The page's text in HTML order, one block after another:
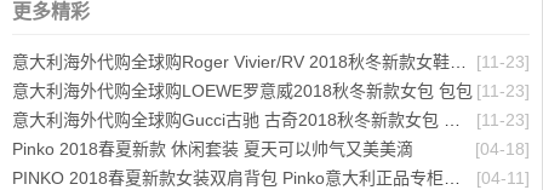
更多精彩
[11-23]
意大利海外代购全球购Roger Vivier/RV 2018秋冬新款女鞋低跟鞋高跟鞋 女包
[11-23]
意大利海外代购全球购LOEWE罗意威2018秋冬新款女包 包包
[11-23]
意大利海外代购全球购Gucci古驰 古奇2018秋冬新款女包 单肩包 爆款
[04-18]
Pinko 2018春夏新款 休闲套装 夏天可以帅气又美美滴
[04-11]
PINKO 2018春夏新款女装双肩背包 Pinko意大利正品专柜现货代购